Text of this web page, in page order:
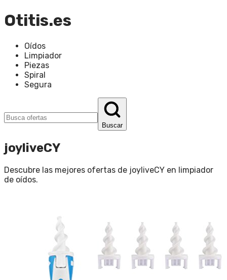
Otitis.es
Oídos
Limpiador
Piezas
Spiral
Segura
Buscar
joyliveCY
Descubre las mejores ofertas de joyliveCY en limpiador
de oídos.